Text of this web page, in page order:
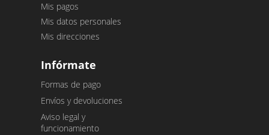
Mis pagos
Mis datos personales
Mis direcciones
Infórmate
Formas de pago
Envíos y devoluciones
Aviso legal y
funcionamiento